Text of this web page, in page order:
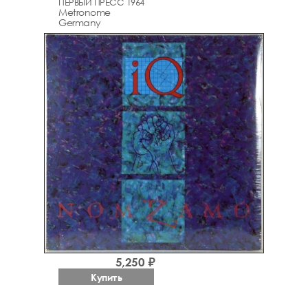
ПЕРВЫЙ ПРЕСС 1964
Metronome
Germany
5,250 ₽
Купить